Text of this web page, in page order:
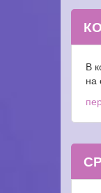
В
на